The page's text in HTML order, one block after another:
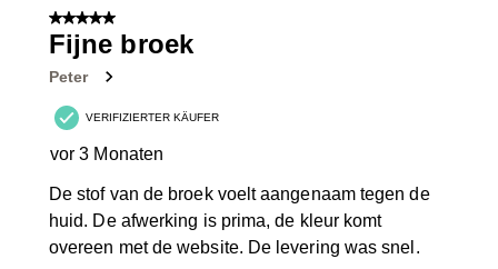
von
Bewertungen.
5 von 5 Sternen.
Fijne broek
Peter
VERIFIZIERTER KÄUFER
vor 3 Monaten
De stof van de broek voelt aangenaam tegen de
huid. De afwerking is prima, de kleur komt
overeen met de website. De levering was snel.